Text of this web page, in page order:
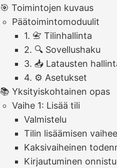
🎯 Toimintojen kuvaus
Päätoimintomoduulit
1. 📇 Tilinhallinta
2. 🔍 Sovellushaku
3. 📥 Latausten
4. ⚙️ Asetukset
📚 Yksityiskohtainen opas
Vaihe 1: Lisää tili
Valmistelu
Tilin lisäämisen
Kaksivaiheinen
Kirjautuminen